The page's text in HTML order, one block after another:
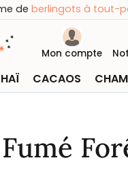
à tout-petits prix
Mon compte
CACAOS